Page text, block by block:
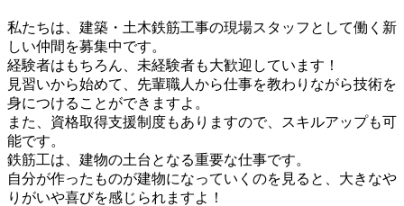
私たちは、建築・土木鉄筋工事の現場スタッフとして働く新
しい仲間を募集中です。
経験者はもちろん、未経験者も大歓迎しています！
見習いから始めて、先輩職人から仕事を教わりながら技術を
身につけることができますよ。
また、資格取得支援制度もありますので、スキルアップも可
能です。
鉄筋工は、建物の土台となる重要な仕事です。
自分が作ったものが建物になっていくのを見ると、大きなや
りがいや喜びを感じられますよ！